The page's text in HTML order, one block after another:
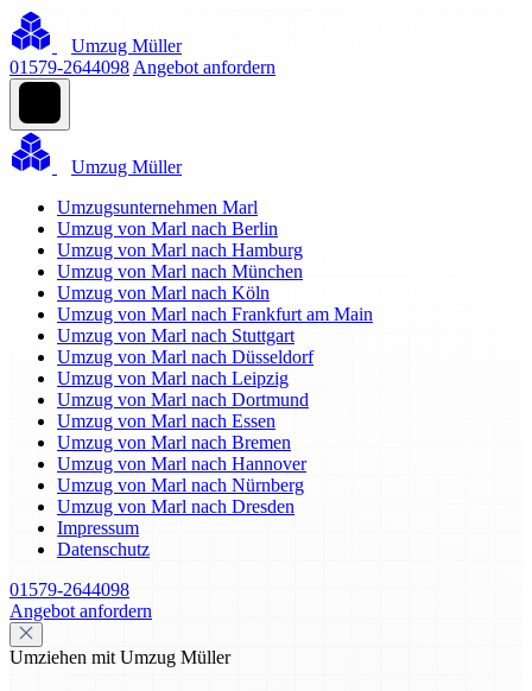
Umzug Müller
01579-2644098 Angebot anfordern
Umzug Müller
Umzugsunternehmen Marl
Umzug von Marl nach Berlin
Umzug von Marl nach Hamburg
Umzug von Marl nach München
Umzug von Marl nach Köln
Umzug von Marl nach Frankfurt am Main
Umzug von Marl nach Stuttgart
Umzug von Marl nach Düsseldorf
Umzug von Marl nach Leipzig
Umzug von Marl nach Dortmund
Umzug von Marl nach Essen
Umzug von Marl nach Bremen
Umzug von Marl nach Hannover
Umzug von Marl nach Nürnberg
Umzug von Marl nach Dresden
Impressum
Datenschutz
01579-2644098
Angebot anfordern
Umziehen mit Umzug Müller